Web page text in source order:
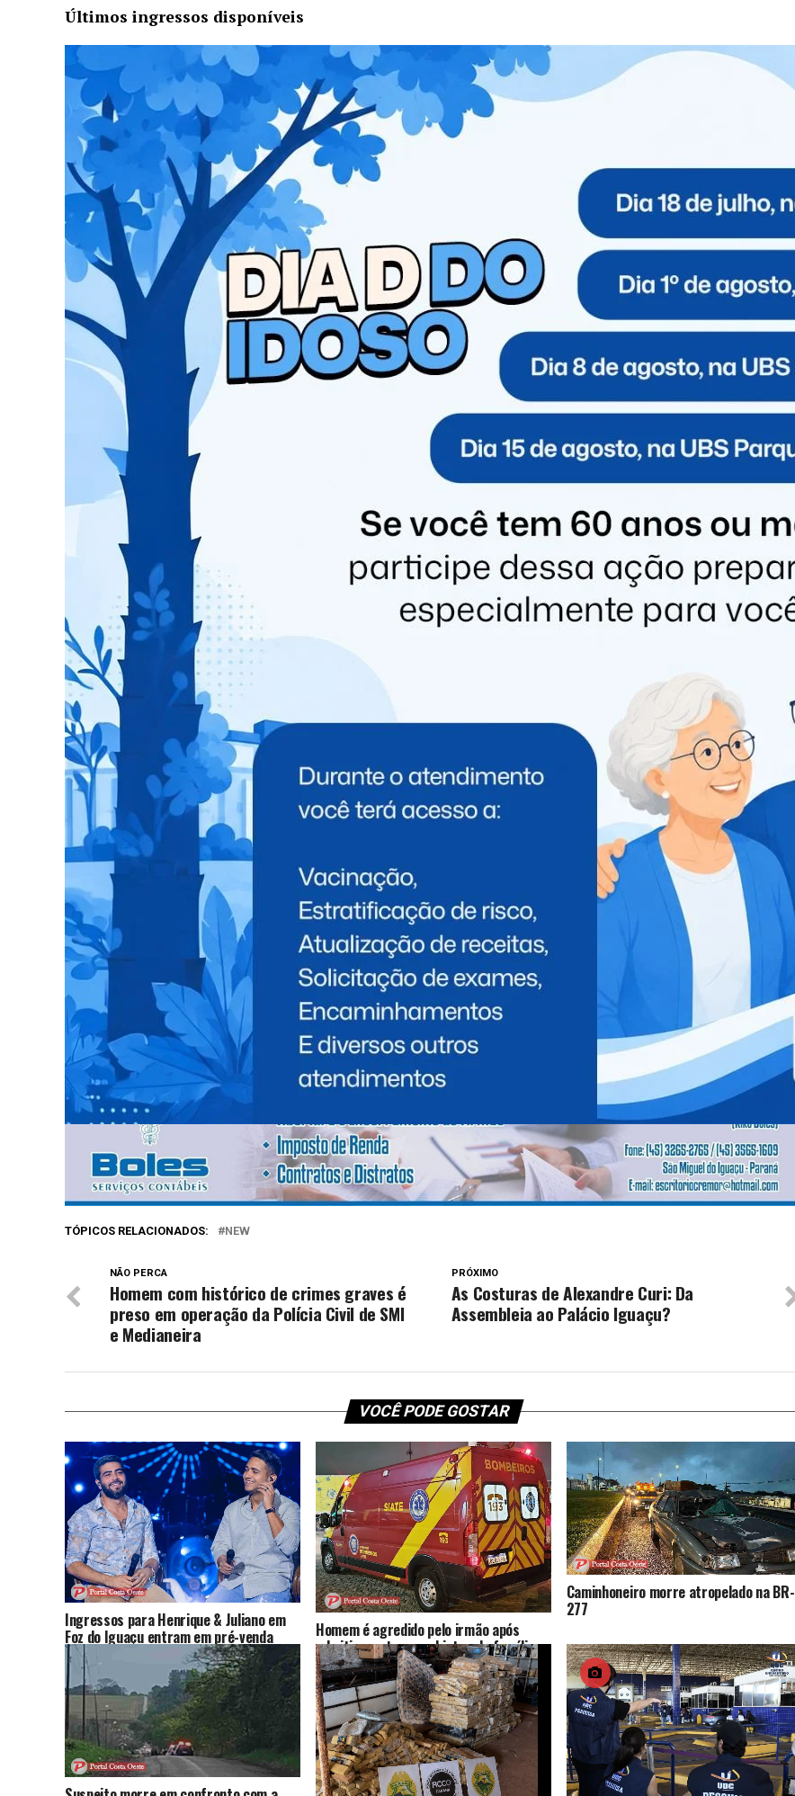
Últimos ingressos disponíveis
Ainda há poucas unidades do 5º lote à venda, com valores que variam de R$ 270,00 (Área On Fire) a R$
370,00 (Camarote On Fire). Os ingressos podem ser adquiridos no site oficialBYMA.com.br
pontos de venda autorizados.
Pontos de venda:
TOLEDO – PR
•Zero Hora Conveniência
•Contem Som
ASSIS CHATEAUBRIAND – PR
•Altas Horas Conveniência
MARECHAL CÂNDIDO RONDON – PR
•Auto Posto Região
PALOTINA – PR
•Farmácia Cooperfarma
Um evento para todos os sentidos
Organizado pela dupla Fernando & Sorocaba, o Churrasco On Fire chega com um novo formato: dois
palcos, sendo um para shows e outro para demonstrações de churrasco, além de camarotes, ativações
exclusivas e atendimento premium. É mais do que um evento, é uma celebração da gastronomia,
música e entretenimento.
Garanta já o seu ingresso e prepare-se para viver uma experiência única!
Site oficial:Clique aqui para comprar
“Churrasco On Fire: o sabor, a música e a diversão que você merece!”
FacebookTwitter WhatsAppMessenger
Telegram
Compartilhe isso
TÓPICOS RELACIONADOS: NEW
PRÓXIMO
As Costuras de Alexandre Curi: Da
Assembleia ao Palácio Iguaçu?
NÃO PERCA
Homem com histórico de crimes graves é
preso em operação da Polícia Civil de SMI
e Medianeira
VOCÊ PODE GOSTAR
Ingressos para Henrique & Juliano em
Foz do Iguaçu entram em pré-venda
nesta sexta; show será em outubro
Homem é agredido pelo irmão após
admitir que trocou objetos da família
por drogas
Caminhoneiro morre atropelado na BR-
277